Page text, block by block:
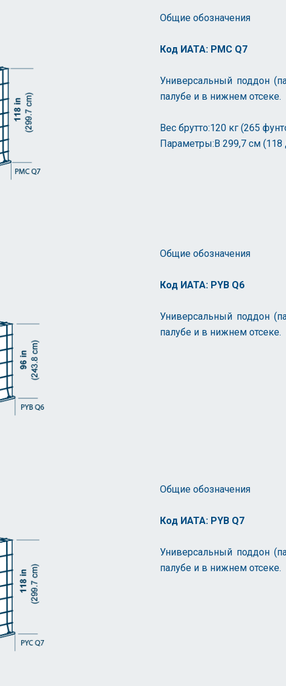
Общие обозначения
Код ИАТА: PMC Q7
Универсальный поддон
палубе и в нижнем отсеке.
Вес брутто:120 кг (265
Параметры:В 299,7 см
Общие обозначения
Код ИАТА: PYB Q6
Универсальный поддон
палубе и в нижнем отсеке.
Общие обозначения
Код ИАТА: PYB Q7
Универсальный поддон
палубе и в нижнем отсеке.